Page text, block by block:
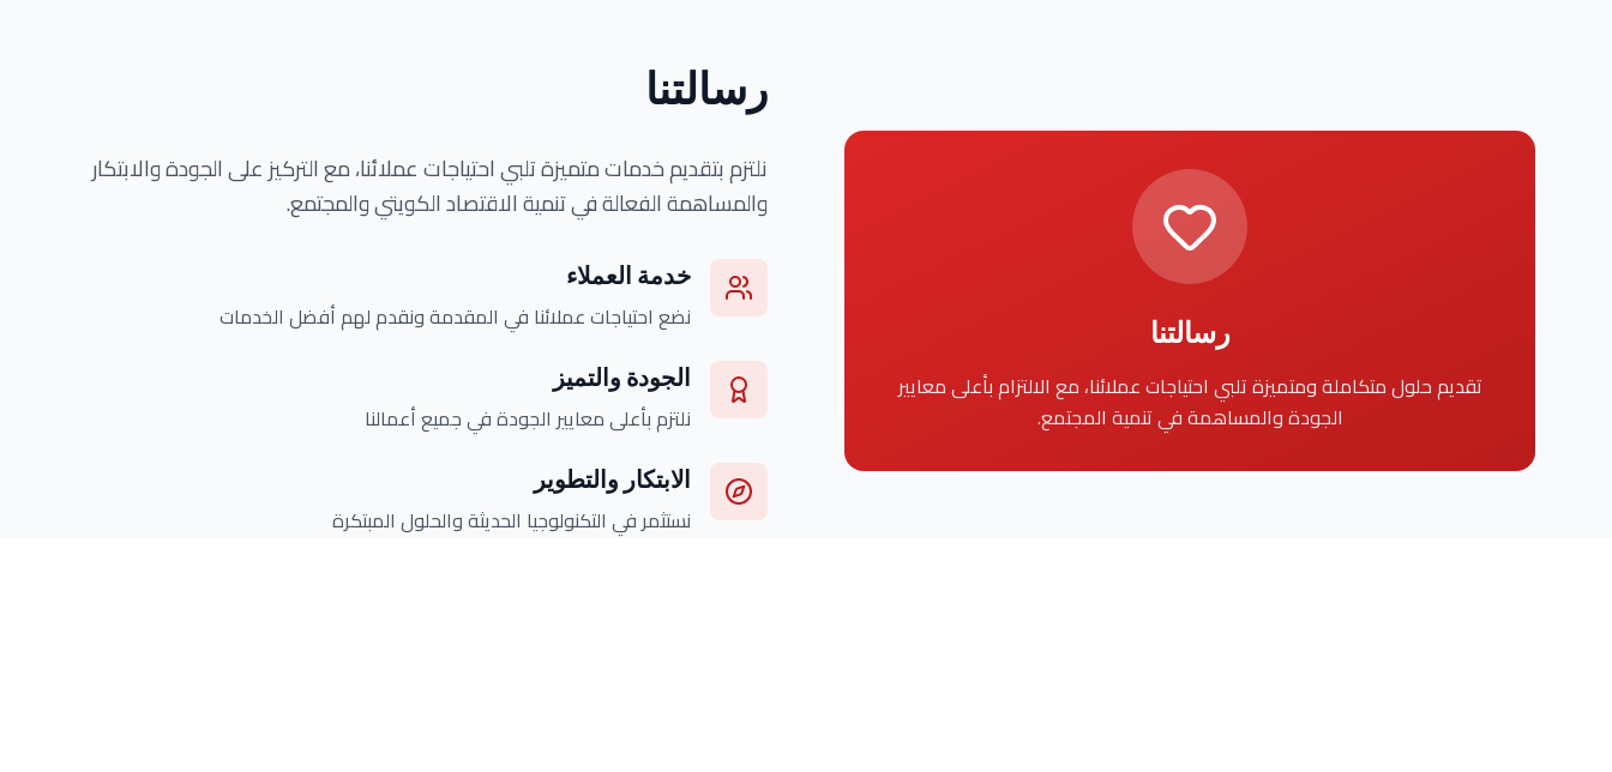
رسالتنا
تقديم حلول متكاملة ومتميزة تلبي احتياجات عملائنا، مع الالتزام بأعلى معايير
الجودة والمساهمة في تنمية المجتمع.
رسالتنا
نلتزم بتقديم خدمات متميزة تلبي احتياجات عملائنا، مع التركيز على الجودة والابتكار
والمساهمة الفعالة في تنمية الاقتصاد الكويتي والمجتمع.
خدمة العملاء
نضع احتياجات عملائنا في المقدمة ونقدم لهم أفضل الخدمات
الجودة والتميز
نلتزم بأعلى معايير الجودة في جميع أعمالنا
الابتكار والتطوير
نستثمر في التكنولوجيا الحديثة والحلول المبتكرة